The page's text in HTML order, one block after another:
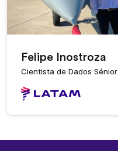
Felipe Inostroza
Cientista de Dados Sénior